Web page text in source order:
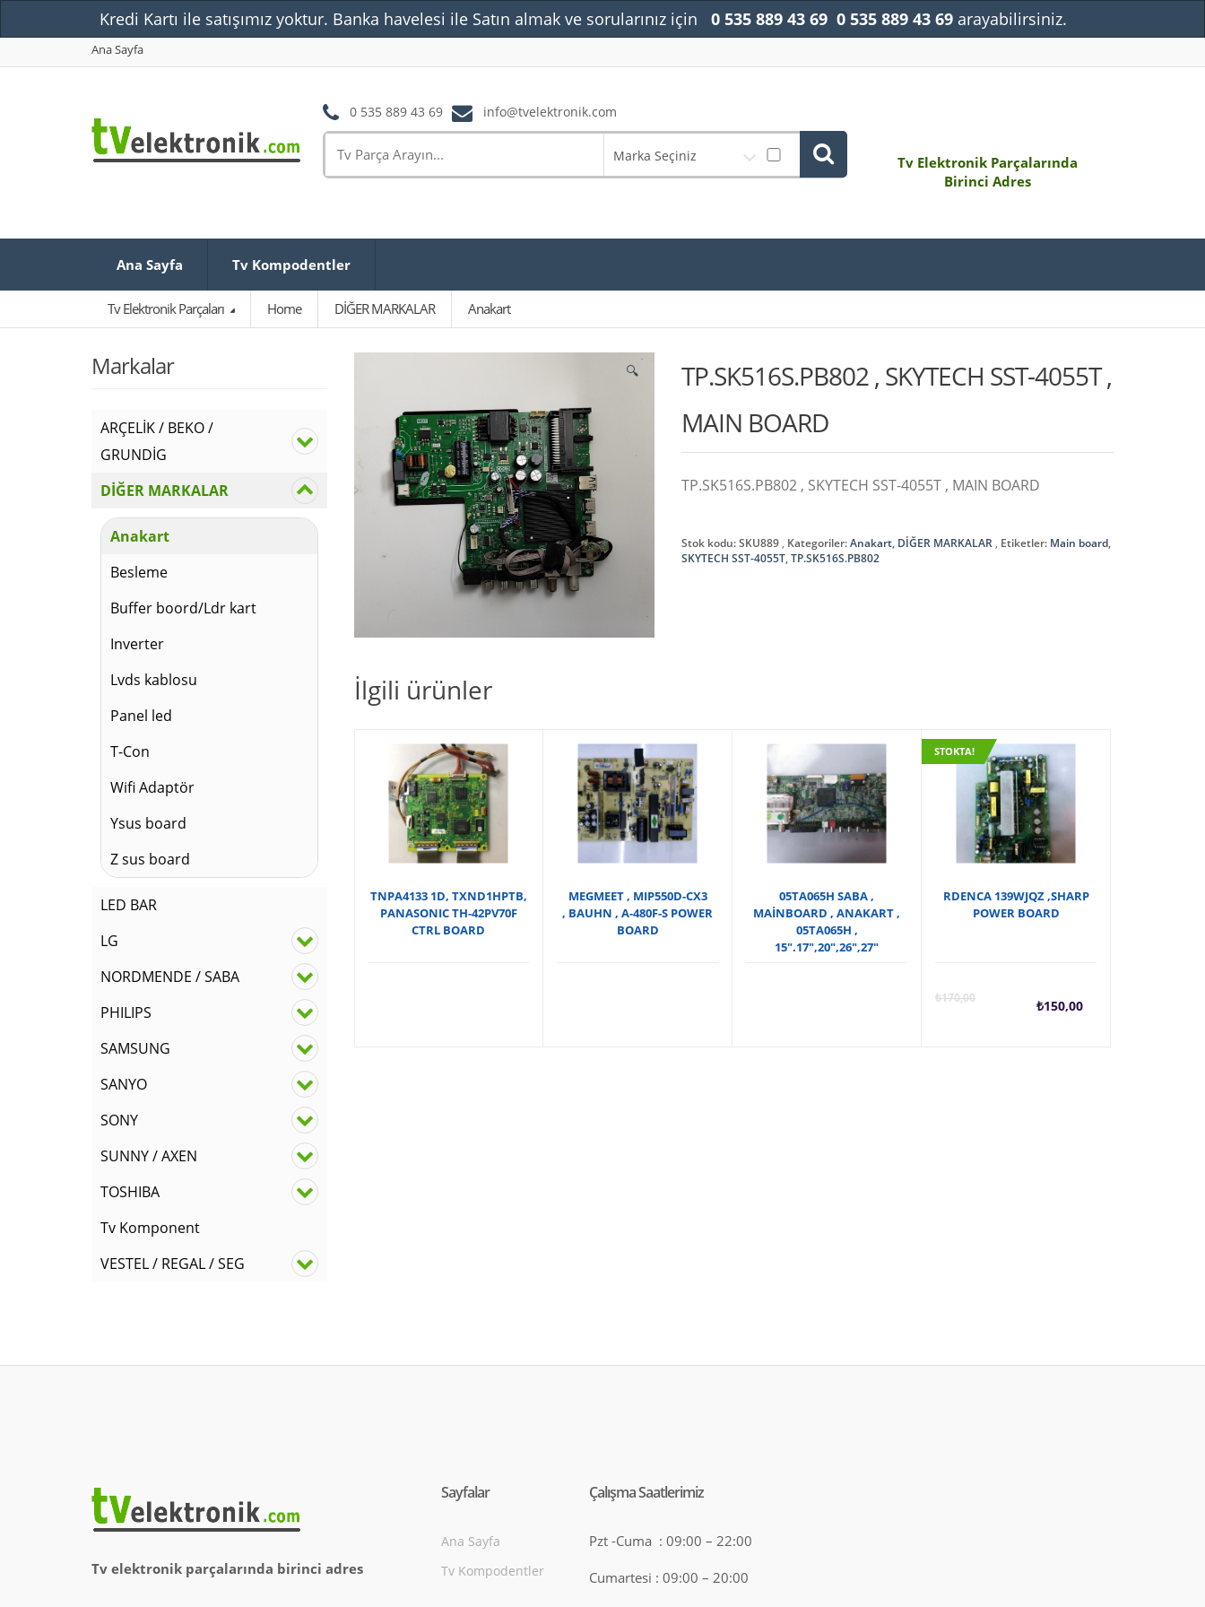
Ana Sayfa
0 535 889 43 69 info@tvelektronik.com
Marka Seçiniz
Tv Elektronik Parçalarında
Birinci Adres
Ana Sayfa Tv Kompodentler
Tv Elektronik Parçaları Home DİĞER MARKALAR Anakart
🔍
TP.SK516S.PB802 , SKYTECH SST-4055T ,
MAIN BOARD
TP.SK516S.PB802 , SKYTECH SST-4055T , MAIN BOARD
Stok kodu:SKU889 Kategoriler:Anakart, DİĞER MARKALAR Etiketler: Main board,
SKYTECH SST-4055T,TP.SK516S.PB802
İlgili ürünler
TNPA4133 1D, TXND1HPTB,
PANASONIC TH-42PV70F
CTRL BOARD
MEGMEET , MIP550D-CX3
, BAUHN , A-480F-S POWER
BOARD
05TA065H SABA ,
MAİNBOARD , ANAKART ,
05TA065H ,
15″.17″,20″,26″,27″
STOKTA!
RDENCA 139WJQZ ,SHARP
POWER BOARD
₺170,00 ₺150,00
Şu
Markalar
ARÇELİK / BEKO /
GRUNDİG
DİĞER MARKALAR
Anakart
Besleme
Buffer boord/Ldr kart
Inverter
Lvds kablosu
Panel led
T-Con
Wifi Adaptör
Ysus board
Z sus board
LED BAR
LG
NORDMENDE / SABA
PHILIPS
SAMSUNG
SANYO
SONY
SUNNY / AXEN
TOSHIBA
Tv Komponent
VESTEL / REGAL / SEG
Tv elektronik parçalarında birinci adres
Sayfalar
Ana Sayfa
Tv Kompodentler
Çalışma Saatlerimiz
Pzt -Cuma : 09:00 – 22:00
Cumartesi : 09:00 – 20:00
Kredi Kartı ile satışımız yoktur. Banka havelesi ile Satın almak ve sorularınız için 0 535 889 43 69 0 535 889 43 69 arayabilirsiniz.